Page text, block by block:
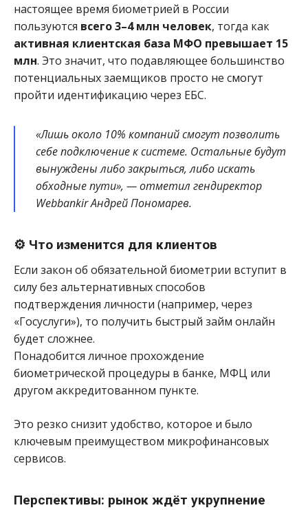
настоящее время биометрией в России
пользуются всего 3–4 млн человек, тогда как
активная клиентская база МФО превышает 15
млн. Это значит, что подавляющее большинство
потенциальных заемщиков просто не смогут
пройти идентификацию через ЕБС.
«Лишь около 10% компаний смогут позволить
себе подключение к системе. Остальные будут
вынуждены либо закрыться, либо искать
обходные пути», — отметил гендиректор
Webbankir Андрей Пономарев.
⚙️ Что изменится для клиентов
Если закон об обязательной биометрии вступит в
силу без альтернативных способов
подтверждения личности (например, через
«Госуслуги»), то получить быстрый займ онлайн
будет сложнее.
Понадобится личное прохождение
биометрической процедуры в банке, МФЦ или
другом аккредитованном пункте.
Это резко снизит удобство, которое и было
ключевым преимуществом микрофинансовых
сервисов.
Перспективы: рынок ждёт укрупнение